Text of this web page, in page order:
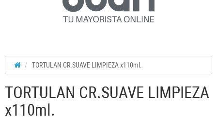
TORTULAN CR.SUAVE LIMPIEZA x110ml.
TORTULAN CR.SUAVE LIMPIEZA
x110ml.